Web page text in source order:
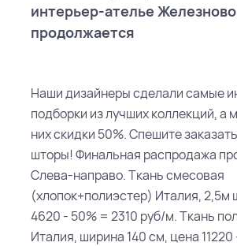
интерьер-ателье
продолжается
Наши дизайнеры сделали самые
подборки из лучших коллекций, а
них скидки 50%. Спешите
шторы! Финальная распродажа
Слева-направо. Ткань смесовая
(хлопок+полиэстер) Италия, 2,5м
4620 - 50% = 2310 руб/м. Ткань
Италия, ширина 140 см, цена